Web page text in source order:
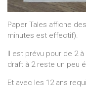
Paper Tales affiche
minutes est effectif).
Il est prévu pour de 2
draft à 2 reste un peu
Et avec les 12 ans